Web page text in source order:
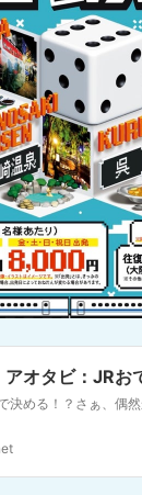
オタビ：JRお
決める！？さぁ、偶